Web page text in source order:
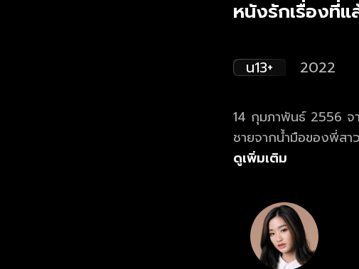
หนังรักเรื่องที่แ
น13+ 2022
14 กุมภาพันธ์ 2556 จ
ชายจากน้ำมือของพี่ส
ชัง ในปี 2565 ภูเขา แ
ดูเพิ่มเติม